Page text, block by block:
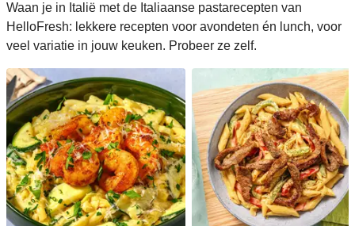
Waan je in Italië met de Italiaanse pastarecepten van
HelloFresh: lekkere recepten voor avondeten én lunch, voor
veel variatie in jouw keuken. Probeer ze zelf.